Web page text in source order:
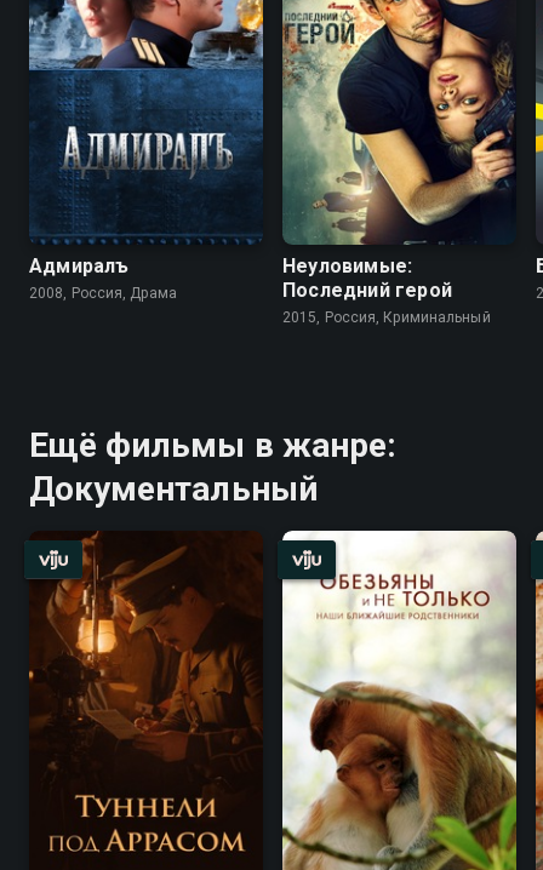
Адмиралъ
2008, Россия, Драма
Неуловимые:
Последний герой
2015, Россия, Криминальный
Ещё фильмы в жанре:
Документальный